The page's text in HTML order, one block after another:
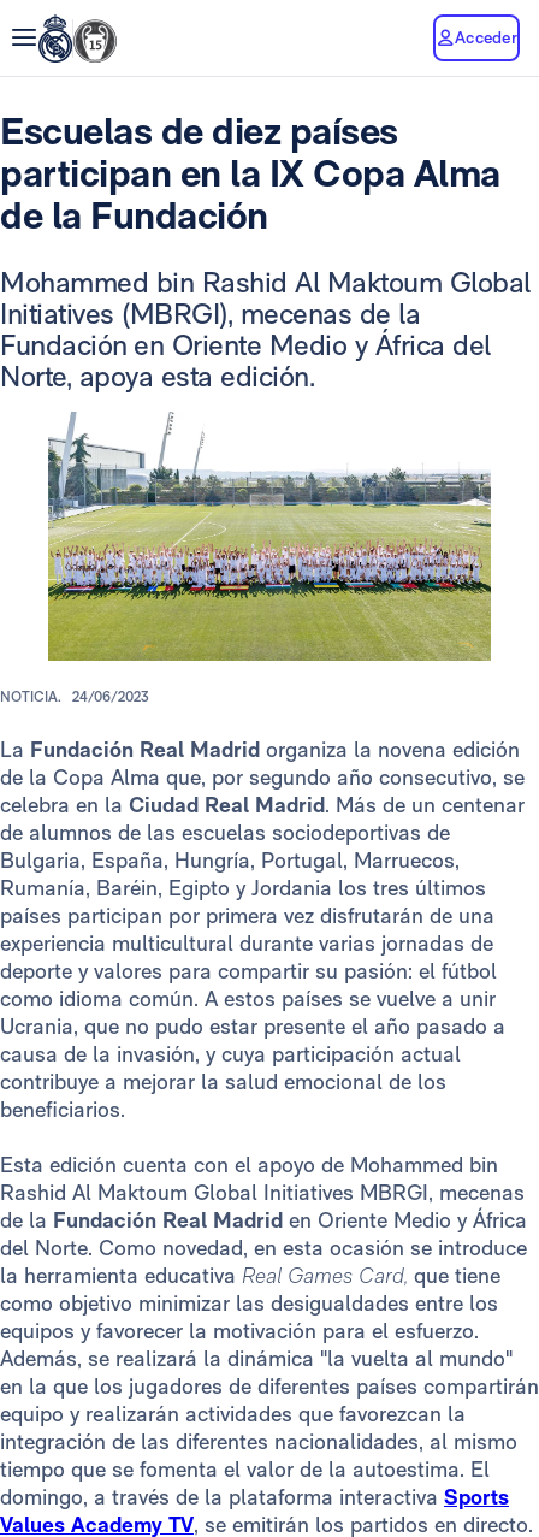
Acceder
Escuelas de diez países
participan en la IX Copa Alma
de la Fundación
Mohammed bin Rashid Al Maktoum Global
Initiatives (MBRGI), mecenas de la
Fundación en Oriente Medio y África del
Norte, apoya esta edición.
NOTICIA. 24/06/2023
La Fundación Real Madrid organiza la novena edición
de la Copa Alma que, por segundo año consecutivo, se
celebra en la Ciudad Real Madrid. Más de un centenar
de alumnos de las escuelas sociodeportivas de
Bulgaria, España, Hungría, Portugal, Marruecos,
Rumanía, Baréin, Egipto y Jordania los tres últimos
países participan por primera vez disfrutarán de una
experiencia multicultural durante varias jornadas de
deporte y valores para compartir su pasión: el fútbol
como idioma común. A estos países se vuelve a unir
Ucrania, que no pudo estar presente el año pasado a
causa de la invasión, y cuya participación actual
contribuye a mejorar la salud emocional de los
beneficiarios.
Esta edición cuenta con el apoyo de Mohammed bin
Rashid Al Maktoum Global Initiatives MBRGI, mecenas
de la Fundación Real Madrid en Oriente Medio y África
del Norte. Como novedad, en esta ocasión se introduce
la herramienta educativa Real Games Card, que tiene
como objetivo minimizar las desigualdades entre los
equipos y favorecer la motivación para el esfuerzo.
Además, se realizará la dinámica "la vuelta al mundo"
en la que los jugadores de diferentes países compartirán
equipo y realizarán actividades que favorezcan la
integración de las diferentes nacionalidades, al mismo
tiempo que se fomenta el valor de la autoestima. El
domingo, a través de la plataforma interactiva Sports
Values Academy TV, se emitirán los partidos en directo.